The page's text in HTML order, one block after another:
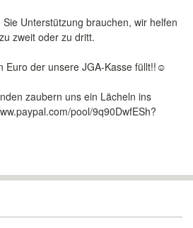
Unterstützung brauchen, wir helfen
zweit oder zu dritt.
Euro der unsere JGA-Kasse füllt!!☺️
zaubern uns ein Lächeln ins
pool/9q90DwfESh?